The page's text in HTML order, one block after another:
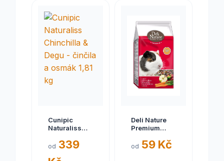
Cunipic
Naturaliss
Degu - činčila
od 339
Deli Nature
Premium
EXP 11/2024
od 59 Kč